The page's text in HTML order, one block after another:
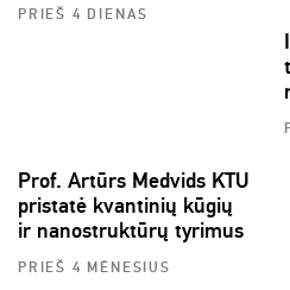
PRIEŠ 4 DIENAS
Prof. Artūrs Medvids KTU
pristatė kvantinių kūgių
ir nanostruktūrų tyrimus
PRIEŠ 4 MĖNESIUS